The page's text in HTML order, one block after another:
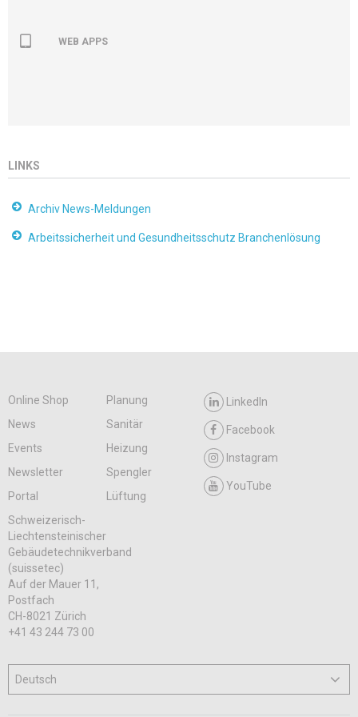
WEB APPS
LINKS
Archiv News-Meldungen
Arbeitssicherheit und Gesundheitsschutz Branchenlösung
Online Shop
Planung
News
Sanitär
Events
Heizung
Newsletter
Spengler
Portal
Lüftung
LinkedIn
Facebook
Instagram
YouTube
Schweizerisch-
Liechtensteinischer
Gebäudetechnikverband
(suissetec)
Auf der Mauer 11,
Postfach
CH-8021 Zürich
+41 43 244 73 00